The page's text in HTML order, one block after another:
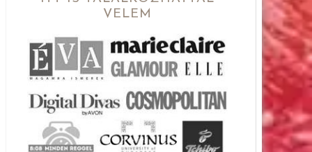
VELEM